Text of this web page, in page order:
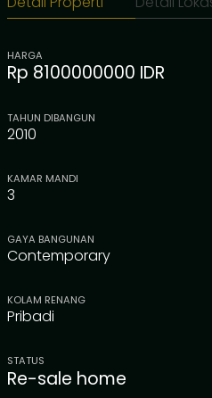
HARGA
Rp 8100000000 IDR
TAHUN DIBANGUN
2010
KAMAR MANDI
3
GAYA BANGUNAN
Contemporary
KOLAM RENANG
Pribadi
STATUS
Re-sale home